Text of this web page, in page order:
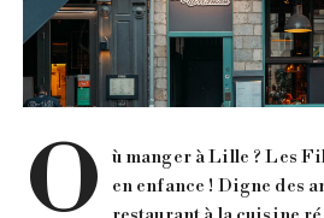
O
ù manger à Lille ? Les
en enfance ! Digne des